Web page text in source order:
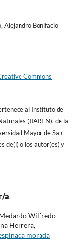
Alejandro Bonifacio
Commons
al Instituto de
(IIAREN), de la
Mayor de San
de(l) o los autor(es) y
a
Wilfredo
Herrera,
morada